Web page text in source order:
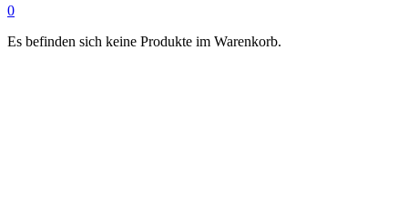
0
Es befinden sich keine Produkte im Warenkorb.